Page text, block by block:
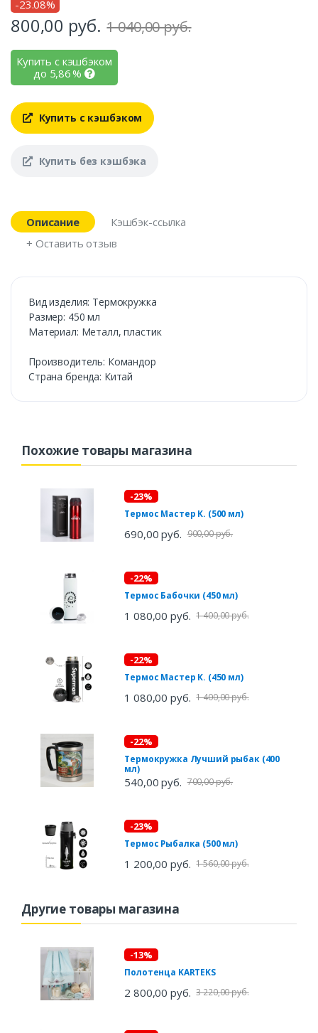
-23.08%
800,00 руб. 1 040,00 руб.
Купить с кэшбэком
до 5,86%
Купить с кэшбэком
Купить без кэшбэка
Описание
Кэшбэк-ссылка
+ Оставить отзыв
Вид изделия: Термокружка
Размер: 450 мл
Материал: Металл, пластик
Производитель: Командор
Страна бренда: Китай
Похожие товары магазина
-23%
Термос Мастер К. (500 мл)
690,00 руб. 900,00 руб.
-22%
Термос Бабочки (450 мл)
1 080,00 руб. 1 400,00 руб.
-22%
Термос Мастер К. (450 мл)
1 080,00 руб. 1 400,00 руб.
-22%
Термокружка Лучший рыбак (400
мл)
540,00 руб. 700,00 руб.
-23%
Термос Рыбалка (500 мл)
1 200,00 руб. 1 560,00 руб.
Другие товары магазина
-13%
Полотенца KARTEKS
2 800,00 руб. 3 220,00 руб.